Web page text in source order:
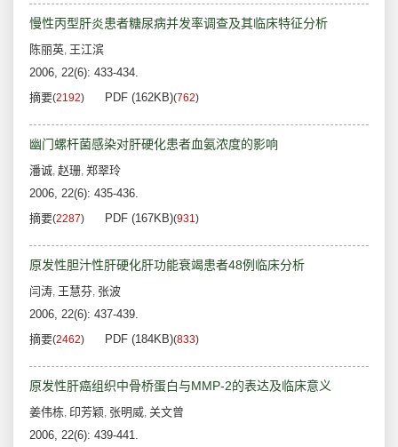
慢性丙型肝炎患者糖尿病并发率调查及其临床特征分析
陈丽英, 王江滨
2006, 22(6): 433-434.
摘要(2192) PDF (162KB)(762)
幽门螺杆菌感染对肝硬化患者血氨浓度的影响
潘诚, 赵珊, 郑翠玲
2006, 22(6): 435-436.
摘要(2287) PDF (167KB)(931)
原发性胆汁性肝硬化肝功能衰竭患者48例临床分析
闫涛, 王慧芬, 张波
2006, 22(6): 437-439.
摘要(2462) PDF (184KB)(833)
原发性肝癌组织中骨桥蛋白与MMP-2的表达及临床意义
姜伟栋, 印芳颖, 张明威, 关文曾
2006, 22(6): 439-441.